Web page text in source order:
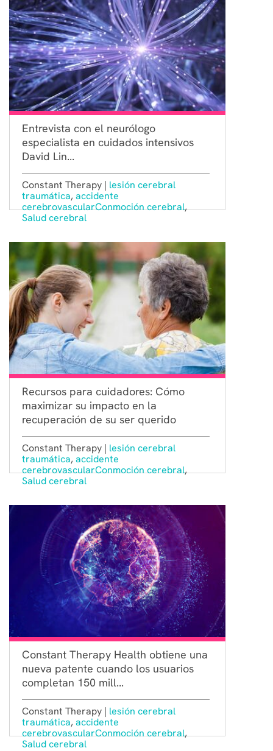
Entrevista con el neurólogo
especialista en cuidados intensivos
David Lin...
Constant Therapy | lesión cerebral
traumática, accidente
cerebrovascularConmoción cerebral,
Salud cerebral
Recursos para cuidadores: Cómo
maximizar su impacto en la
recuperación de su ser querido
Constant Therapy | lesión cerebral
traumática, accidente
cerebrovascularConmoción cerebral,
Salud cerebral
Constant Therapy Health obtiene una
nueva patente cuando los usuarios
completan 150 mill...
Constant Therapy | lesión cerebral
traumática, accidente
cerebrovascularConmoción cerebral,
Salud cerebral